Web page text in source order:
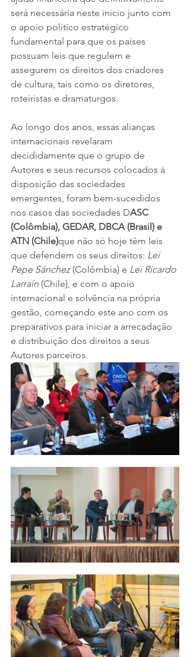
será necessária neste inicio junto com
o apoio político estratégico
fundamental para que os países
possuam leis que regulem e
assegurem os direitos dos criadores
de cultura, tais como os diretores,
roteiristas e dramaturgos.
Ao longo dos anos, essas alianças
internacionais revelaram
decididamente que o grupo de
Autores e seus recursos colocados à
disposição das sociedades
emergentes, foram bem-sucedidos
nos casos das sociedades DASC
(Colômbia), GEDAR, DBCA (Brasil) e
ATN (Chile)que não só hoje têm leis
que defendem os seus direitos: Lei
Pepe Sánchez (Colômbia) e Lei Ricardo
Larraín (Chile), e com o apoio
internacional e solvência na própria
gestão, começando este ano com os
preparativos para iniciar a arrecadação
e distribuição dos direitos a seus
Autores parceiros.